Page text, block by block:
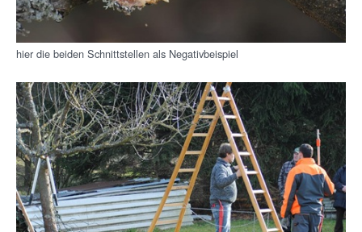
hier die beiden Schnittstellen als Negativbeispiel